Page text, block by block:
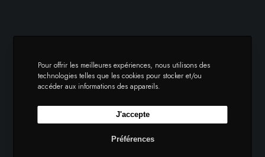
Pour offrir les meilleures expériences, nous utilisons des
technologies telles que les cookies pour stocker et/ou
accéder aux informations des appareils.
Préférences
J'accepte